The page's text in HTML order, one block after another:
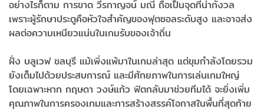
อย่างไรก็ตาม การขาด วีรกาญจน์ มณี ถือเป็นจุดที่น่ากังวล
เพราะผู้รักษาประตูคือหัวใจสำคัญของฟุตซอลระดับสูง และอาจส่ง
ผลต่อความเหนียวแน่นในเกมรับของเจ้าถิ่น
ฝั่ง บลูเวฟ ชลบุรี แม้เพิ่งแพ้มาในเกมล่าสุด แต่ขุมกำลังโดยรวม
ยังเต็มไปด้วยประสบการณ์ และมีศักยภาพในการเล่นเกมใหญ่
โดยเฉพาะหาก กฤษดา วงษ์แก้ว ฟิตกลับมาช่วยทีมได้ จะยิ่งเพิ่ม
คุณภาพในการครองเกมและการสร้างสรรค์โอกาสในพื้นที่สุดท้าย